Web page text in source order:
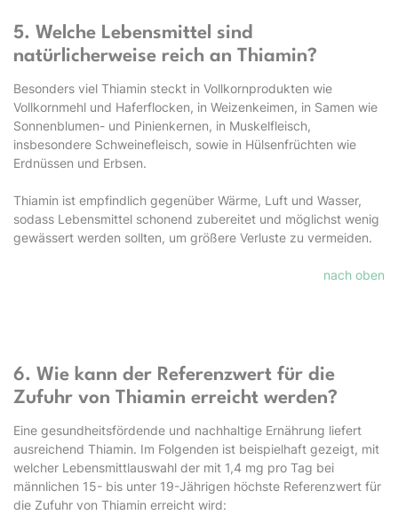
5. Welche Lebensmittel sind
natürlicherweise reich an Thiamin?
Besonders viel Thiamin steckt in Vollkornprodukten wie
Vollkornmehl und Haferflocken, in Weizenkeimen, in Samen wie
Sonnenblumen- und Pinienkernen, in Muskelfleisch,
insbesondere Schweinefleisch, sowie in Hülsenfrüchten wie
Erdnüssen und Erbsen.
Thiamin ist empfindlich gegenüber Wärme, Luft und Wasser,
sodass Lebensmittel schonend zubereitet und möglichst wenig
gewässert werden sollten, um größere Verluste zu vermeiden.
nach oben
6. Wie kann der Referenzwert für die
Zufuhr von Thiamin erreicht werden?
Eine gesundheitsfördende und nachhaltige Ernährung liefert
ausreichend Thiamin. Im Folgenden ist beispielhaft gezeigt, mit
welcher Lebensmittlauswahl der mit 1,4 mg pro Tag bei
männlichen 15- bis unter 19-Jährigen höchste Referenzwert für
die Zufuhr von Thiamin erreicht wird: